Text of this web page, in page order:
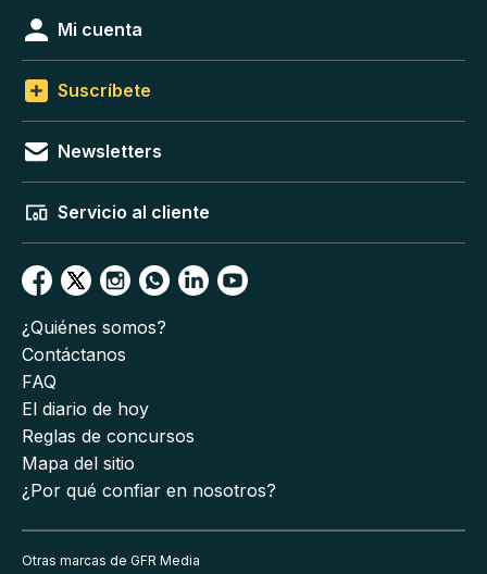
Mi cuenta
Suscríbete
Newsletters
Servicio al cliente
¿Quiénes somos?
Contáctanos
FAQ
El diario de hoy
Reglas de concursos
Mapa del sitio
¿Por qué confiar en nosotros?
Otras marcas de GFR Media